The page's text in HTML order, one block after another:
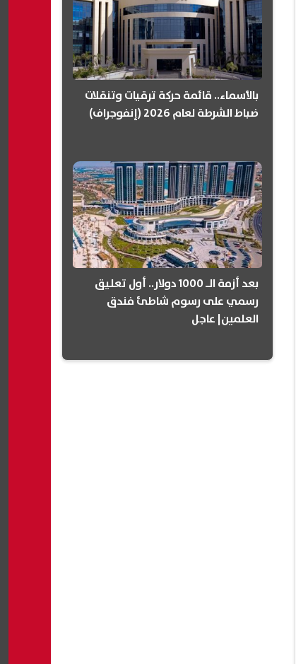
بالأسماء.. قائمة حركة ترقيات وتنقلات
ضباط الشرطة لعام 2026 (إنفوجراف)
بعد أزمة الـ 1000 دولار.. أول تعليق
رسمي على رسوم شاطئ فندق
العلمين| عاجل